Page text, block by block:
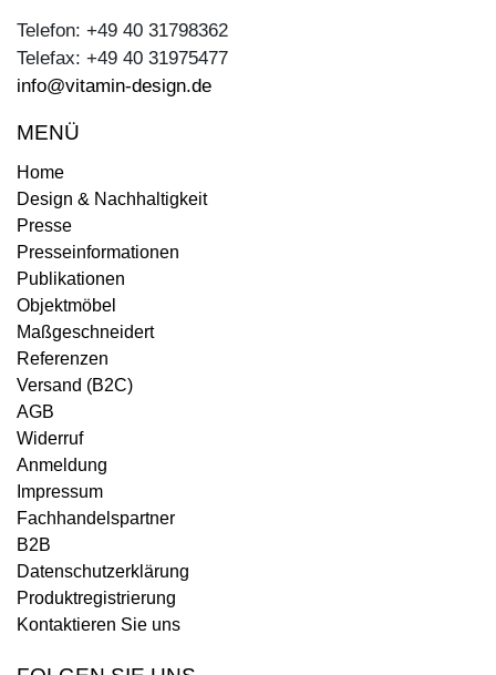
Telefon: +49 40 31798362
Telefax: +49 40 31975477
info@vitamin-design.de
MENÜ
Home
Design & Nachhaltigkeit
Presse
Presseinformationen
Publikationen
Objektmöbel
Maßgeschneidert
Referenzen
Versand (B2C)
AGB
Widerruf
Anmeldung
Impressum
Fachhandelspartner
B2B
Datenschutzerklärung
Produktregistrierung
Kontaktieren Sie uns